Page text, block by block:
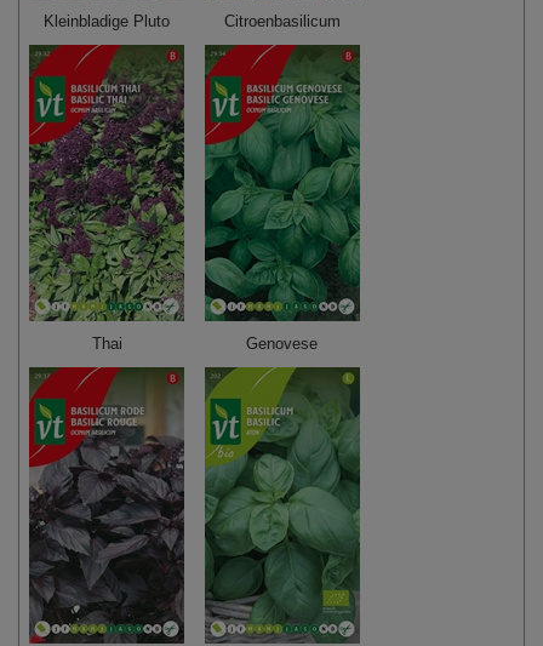
Kleinbladige Pluto Citroenbasilicum
Thai Genovese